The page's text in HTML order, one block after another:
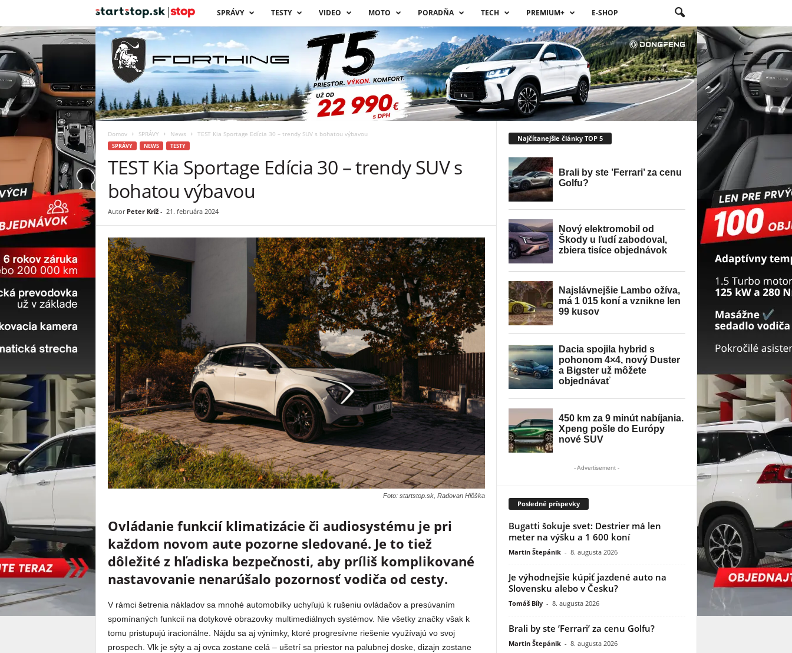
a
r
t
t
o
SPRÁVY TESTY VIDEO MOTO PORADŇA TECH PREMIUM+ E-SHOP
Domov SPRÁVY News TEST Kia Sportage Edícia 30 – trendy SUV s bohatou výbavou
SPRÁVY NEWS TESTY
TEST Kia Sportage Edícia 30 – trendy SUV s
bohatou výbavou
Autor Peter Kríž- 21. februára 2024
Foto: startstop.sk, Radovan Hlôška
Ovládanie funkcií klimatizácie či audiosystému je pri
každom novom aute pozorne sledované. Je to tiež
dôležité z hľadiska bezpečnosti, aby príliš komplikované
nastavovanie nenarúšalo pozornosť vodiča od cesty.
V rámci šetrenia nákladov sa mnohé automobilky uchyľujú k rušeniu ovládačov a presúvaním
spomínaných funkcií na dotykové obrazovky multimediálnych systémov. Nie všetky značky však k
tomu pristupujú iracionálne. Nájdu sa aj výnimky, ktoré progresívne riešenie využívajú vo svoj
prospech. Vlk je sýty a aj ovca zostane celá – ušetrí sa priestor na palubnej doske, dizajn zostane
Najčítanejšie články TOP 5
- Advertisement -
Posledné príspevky
Bugatti šokuje svet: Destrier má len
meter na výšku a 1 600 koní
Martin Štepánik - 8. augusta 2026
Je výhodnejšie kúpiť jazdené auto na
Slovensku alebo v Česku?
Tomáš Bíly - 8. augusta 2026
Brali by ste ’Ferrari’ za cenu Golfu?
Martin Štepánik - 8. augusta 2026